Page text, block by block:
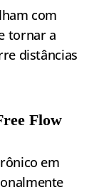
com
tornar a
distâncias
Flow
em